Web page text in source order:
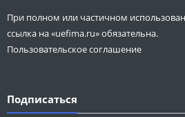
При полном или частичном
ссылка на «uefima.ru» обязательна.
Пользовательское соглашение
Подписаться